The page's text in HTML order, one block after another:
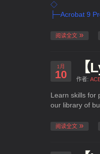
◇
├─Acrobat 9
阅读全文
1月
10 作者:
Learn skills for
our library of
阅读全文